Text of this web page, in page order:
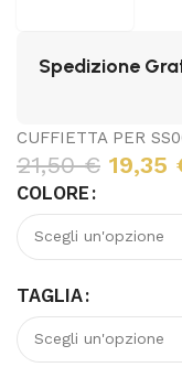
Spedizione
CUFFIETTA PER
21,50€ 19,35
COLORE
TAGLIA